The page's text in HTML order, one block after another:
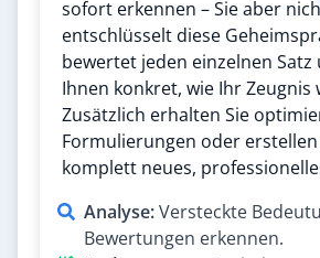
sofort erkennen – Sie aber
entschlüsselt diese
bewertet jeden einzelnen Satz
Ihnen konkret, wie Ihr Zeugnis
Zusätzlich erhalten Sie
Formulierungen oder
komplett neues,
Analyse:Versteckte
Bewertungen erkennen.